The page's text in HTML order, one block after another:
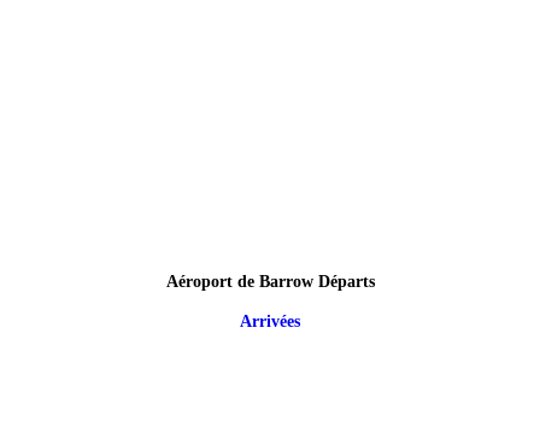
Aéroport de Barrow Départs
Arrivées